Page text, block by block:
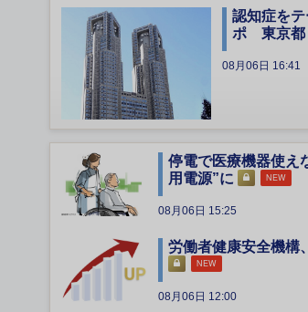
認知症を
ポ 東京都
08月06日 16:41
停電で医療機器使
用電源”に
NEW
08月06日 15:25
労働者健康安全機構
NEW
08月06日 12:00